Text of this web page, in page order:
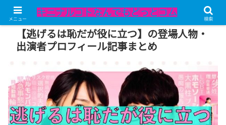
記事内にPRが含まれています。
【逃げるは恥だが役に立つ】の登場人物・
出演者プロフィール記事まとめ
メニュー 検索